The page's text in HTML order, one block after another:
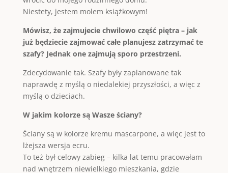
Niestety, jestem molem książkowym!
Mówisz, że zajmujecie chwilowo część piętra – jak
już będziecie zajmować całe planujesz zatrzymać te
szafy? Jednak one zajmują sporo przestrzeni.
Zdecydowanie tak. Szafy były zaplanowane tak
naprawdę z myślą o niedalekiej przyszłości, a więc z
myślą o dzieciach.
W jakim kolorze są Wasze ściany?
Ściany są w kolorze kremu mascarpone, a więc jest to
lżejsza wersja ecru.
To też był celowy zabieg – kilka lat temu pracowałam
nad wnętrzem niewielkiego mieszkania, gdzie